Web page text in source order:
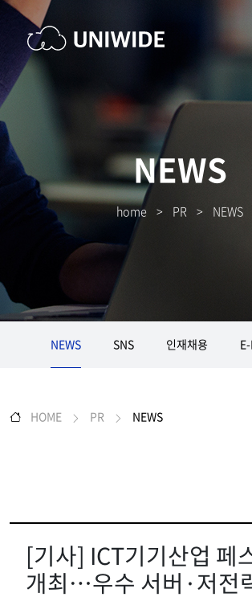
NEWS
home > PR > NEWS
NEWS SNS 인재채용
HOME PR NEWS
[기사] ICT기기산업 페
개최…우수 서버·저전